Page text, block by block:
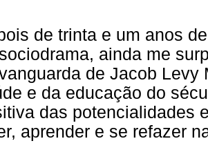
de trinta e um anos
ainda me
de Jacob Levy
e da educação do
das potencialidades
aprender e se refazer